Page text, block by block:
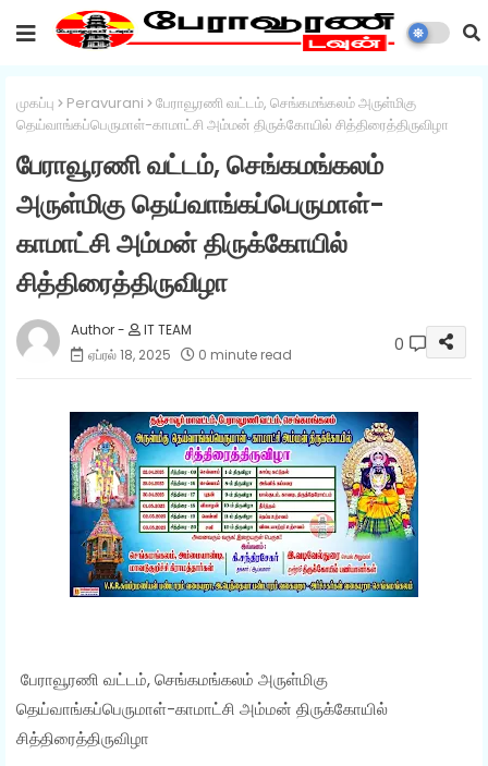
முகப்பு Peravurani
பேராவூரணி வட்டம், செங்கமங்கலம் அருள்மிகு
தெய்வாங்கப்பெருமாள்-காமாட்சி அம்மன் திருக்கோயில் சித்திரைத்திருவிழா
பேராவூரணி வட்டம், செங்கமங்கலம்
அருள்மிகு தெய்வாங்கப்பெருமாள்-
காமாட்சி அம்மன் திருக்கோயில்
சித்திரைத்திருவிழா
IT TEAM
ஏப்ரல் 18, 2025
0 minute read 0
பேராவூரணி வட்டம், செங்கமங்கலம் அருள்மிகு
தெய்வாங்கப்பெருமாள்-காமாட்சி அம்மன் திருக்கோயில்
சித்திரைத்திருவிழா